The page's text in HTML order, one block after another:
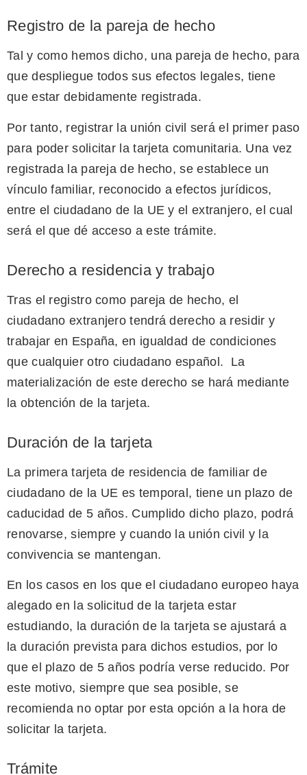
Registro de la pareja de hecho
Tal y como hemos dicho, una pareja de hecho, para
que despliegue todos sus efectos legales, tiene
que estar debidamente registrada.
Por tanto, registrar la unión civil será el primer paso
para poder solicitar la tarjeta comunitaria. Una vez
registrada la pareja de hecho, se establece un
vínculo familiar, reconocido a efectos jurídicos,
entre el ciudadano de la UE y el extranjero, el cual
será el que dé acceso a este trámite.
Derecho a residencia y trabajo
Tras el registro como pareja de hecho, el
ciudadano extranjero tendrá derecho a residir y
trabajar en España, en igualdad de condiciones
que cualquier otro ciudadano español. La
materialización de este derecho se hará mediante
la obtención de la tarjeta.
Duración de la tarjeta
La primera tarjeta de residencia de familiar de
ciudadano de la UE es temporal, tiene un plazo de
caducidad de 5 años. Cumplido dicho plazo, podrá
renovarse, siempre y cuando la unión civil y la
convivencia se mantengan.
En los casos en los que el ciudadano europeo haya
alegado en la solicitud de la tarjeta estar
estudiando, la duración de la tarjeta se ajustará a
la duración prevista para dichos estudios, por lo
que el plazo de 5 años podría verse reducido. Por
este motivo, siempre que sea posible, se
recomienda no optar por esta opción a la hora de
solicitar la tarjeta.
Trámite